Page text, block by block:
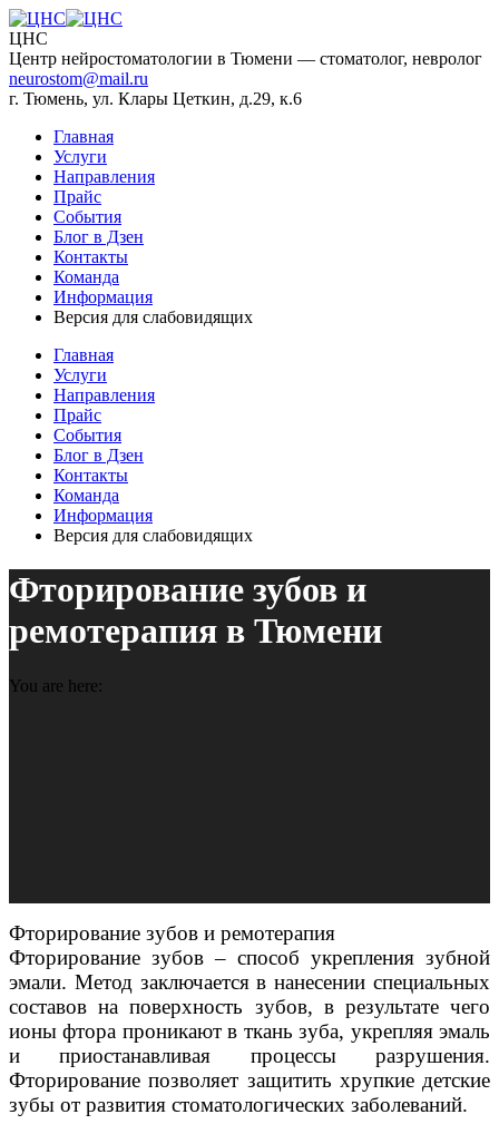
ЦНС
Центр нейростоматологии в Тюмени — стоматолог, невролог
neurostom@mail.ru
г. Тюмень, ул. Клары Цеткин, д.29, к.6
Главная
Услуги
Направления
Прайс
События
Блог в Дзен
Контакты
Команда
Информация
Версия для слабовидящих
Главная
Услуги
Направления
Прайс
События
Блог в Дзен
Контакты
Команда
Информация
Версия для слабовидящих
Фторирование зубов и
ремотерапия в Тюмени
You are here:
Фторирование зубов и ремотерапия
Фторирование зубов – способ укрепления зубной
эмали. Метод заключается в нанесении специальных
составов на поверхность зубов, в результате чего
ионы фтора проникают в ткань зуба, укрепляя эмаль
и приостанавливая процессы разрушения.
Фторирование позволяет защитить хрупкие детские
зубы от развития стоматологических заболеваний.